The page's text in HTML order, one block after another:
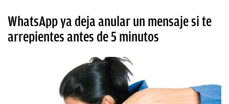
WhatsApp ya deja anular un mensaje si te
arrepientes antes de 5 minutos